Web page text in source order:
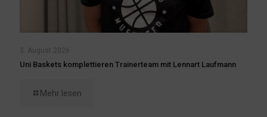
3. August 2026
Uni Baskets komplettieren Trainerteam mit Lennart Laufmann
Mehr lesen